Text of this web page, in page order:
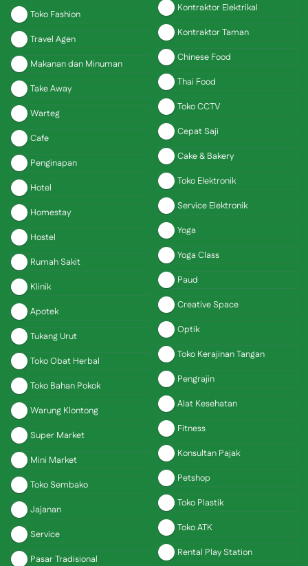
Toko Fashion
Travel Agen
Makanan dan Minuman
Take Away
Warteg
Cafe
Penginapan
Hotel
Homestay
Hostel
Rumah Sakit
Klinik
Apotek
Tukang Urut
Toko Obat Herbal
Toko Bahan Pokok
Warung Klontong
Super Market
Mini Market
Toko Sembako
Jajanan
Service
Pasar Tradisional
Kontraktor Elektrikal
Kontraktor Taman
Chinese Food
Thai Food
Toko CCTV
Cepat Saji
Cake & Bakery
Toko Elektronik
Service Elektronik
Yoga
Yoga Class
Paud
Creative Space
Optik
Toko Kerajinan Tangan
Pengrajin
Alat Kesehatan
Fitness
Konsultan Pajak
Petshop
Toko Plastik
Toko ATK
Rental Play Station